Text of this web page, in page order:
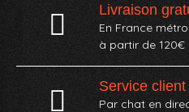
Livraison
En France
à partir de 120€
Service client
Par chat en